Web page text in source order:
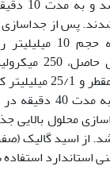
پس از جداسازی
میکرولیتر از
500 میکرولیتر آب
افزوده شد.
محلول بالایی
­شد. از اسید گالیک
استاندارد